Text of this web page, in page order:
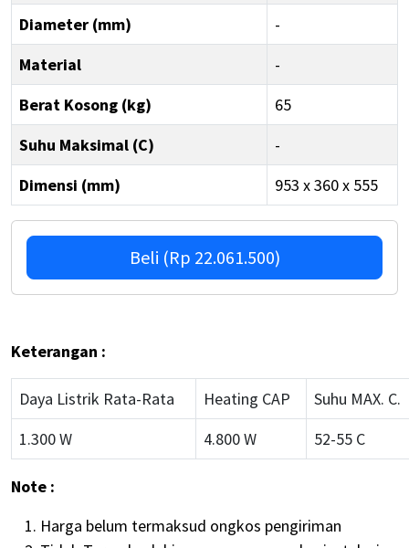
Diameter (mm)
-
Material
-
Berat Kosong (kg)
65
Suhu Maksimal (C)
-
Dimensi (mm)
953 x 360 x 555
Beli (Rp 22.061.500)
Keterangan :
Daya Listrik Rata-Rata Heating CAP
Suhu MAX. C.
1.300 W
4.800 W 52-55 C
Note :
Harga belum termaksud ongkos pengiriman